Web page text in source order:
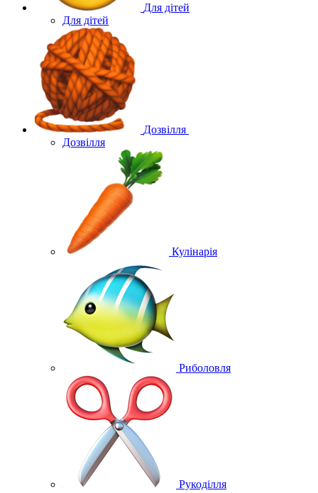
Для дітей
Для дітей
Дозвілля
Дозвілля
Кулінарія
Риболовля
Рукоділля